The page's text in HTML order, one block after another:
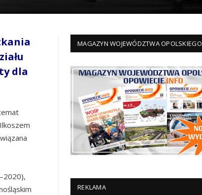
dla
MAGAZYN WOJEWÓDZTWA OPOLSKIEGO
REKLAMA